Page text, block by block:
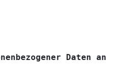
Daten